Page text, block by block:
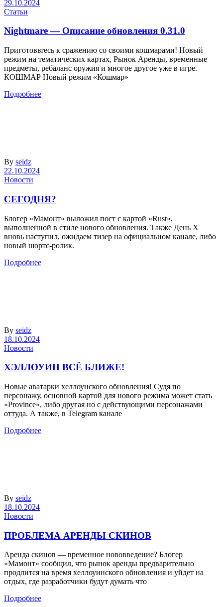
29.10.2024
Статьи
Nightmare — Описание обновления 0.31.0
Приготовьтесь к сражению со своими кошмарами! Новый
режим на тематических картах, Рынок Аренды, временные
предметы, ребаланс оружия и многое другое уже в игре.
КОШМАР Новый режим «Кошмар»
Подробнее
By seidz
22.10.2024
Новости
СЕГОДНЯ?
Блогер «Мамонт» выложил пост с картой «Rust»,
выполненной в стиле нового обновления. Также День Х
вновь наступил, ожидаем тизер на официальном канале, либо
новый шортс-ролик.
Подробнее
By seidz
18.10.2024
Новости
ХЭЛЛОУИН ВСЁ БЛИЖЕ!
Новые аватарки хеллоунского обновления! Судя по
персонажу, основной картой для нового режима может стать
«Province», либо другая но с действующими персонажами
оттуда. А также, в Telegram канале
Подробнее
By seidz
18.10.2024
Новости
ПРОБЛЕМА АРЕНДЫ СКИНОВ
Аренда скинов — временное нововведение? Блогер
«Мамонт» сообщил, что рынок аренды предварительно
продлится на время хеллоуинского обновления и уйдет на
отдых, где разработчики будут думать что
Подробнее